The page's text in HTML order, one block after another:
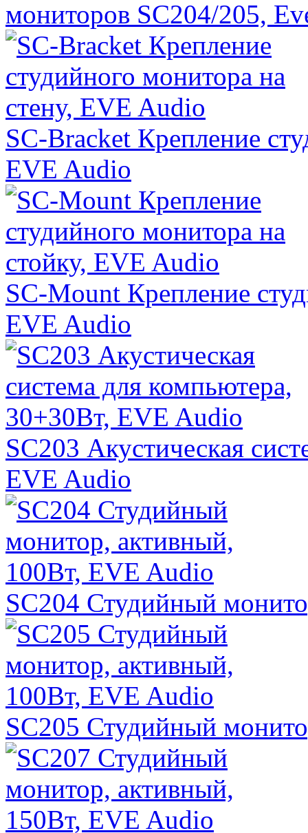
мониторов SC204/205,
SC-Bracket Крепление
EVE Audio
SC-Mount Крепление
EVE Audio
SC203 Акустическая
EVE Audio
SC204 Студийный
SC205 Студийный